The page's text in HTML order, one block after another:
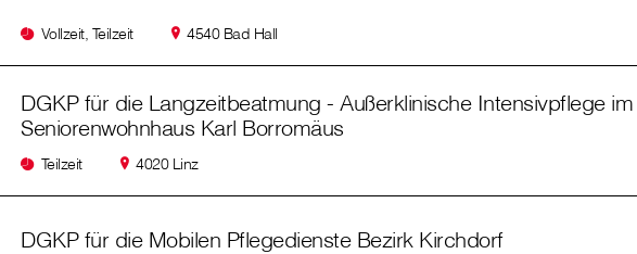
Vollzeit, Teilzeit 4540 Bad Hall
DGKP für die Langzeitbeatmung - Außerklinische Intensivpflege im
Seniorenwohnhaus Karl Borromäus
Teilzeit 4020 Linz
DGKP für die Mobilen Pflegedienste Bezirk Kirchdorf